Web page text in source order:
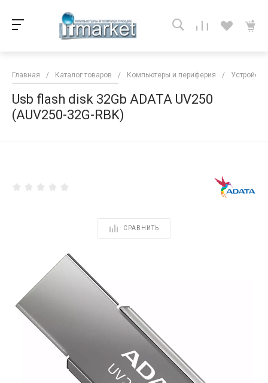
Главная / Каталог товаров / Компьютеры и периферия /
Usb flash disk 32Gb ADATA UV250
(AUV250-32G-RBK)
СРАВНИТЬ